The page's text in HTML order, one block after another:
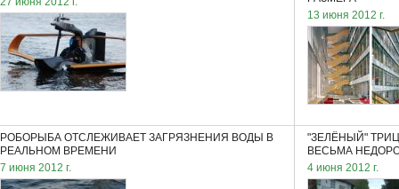
13 июня 2012 г.
РОБОРЫБА ОТСЛЕЖИВАЕТ ЗАГРЯЗНЕНИЯ ВОДЫ В
РЕАЛЬНОМ ВРЕМЕНИ
7 июня 2012 г.
"ЗЕЛЁНЫЙ"
ВЕСЬМА
4 июня 2012 г.